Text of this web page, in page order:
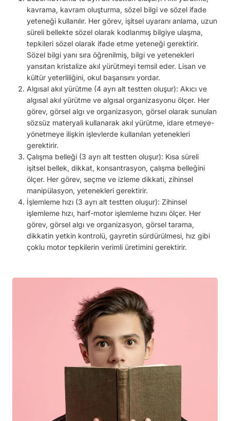
kavrama, kavram oluşturma, sözel bilgi ve sözel ifade
yeteneği kullanılır. Her görev, işitsel uyaranı anlama, uzun
süreli bellekte sözel olarak kodlanmış bilgiye ulaşma,
tepkileri sözel olarak ifade etme yeteneği gerektirir.
Sözel bilgi yanı sıra öğrenilmiş, bilgi ve yetenekleri
yansıtan kristalize akıl yürütmeyi temsil eder. Lisan ve
kültür yeterliliğini, okul başarısını yordar.
Algısal akıl yürütme (4 ayrı alt testten oluşur): Akıcı ve
algısal akıl yürütme ve algısal organizasyonu ölçer. Her
görev, görsel algı ve organizasyon, görsel olarak sunulan
sözsüz materyali kullanarak akıl yürütme, idare etmeye-
yönetmeye ilişkin işlevlerde kullanılan yetenekleri
gerektirir.
Çalışma belleği (3 ayrı alt testten oluşur): Kısa süreli
işitsel bellek, dikkat, konsantrasyon, çalışma belleğini
ölçer. Her görev, seçme ve izleme dikkati, zihinsel
manipülasyon, yetenekleri gerektirir.
İşlemleme hızı (3 ayrı alt testten oluşur): Zihinsel
işlemleme hızı, harf-motor işlemleme hızını ölçer. Her
görev, görsel algı ve organizasyon, görsel tarama,
dikkatin yetkin kontrolü, gayretin sürdürülmesi, hız gibi
çoklu motor tepkilerin verimli üretimini gerektirir.